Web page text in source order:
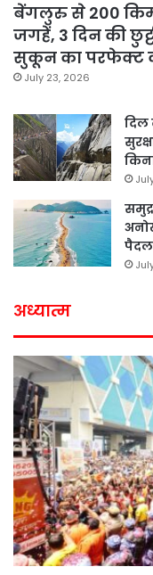
बेंगलुरु से 200
जगहें, 3 दिन की
सुकून का परफेक्ट
July 23, 2026
दिल
पैदल
अध्यात्म